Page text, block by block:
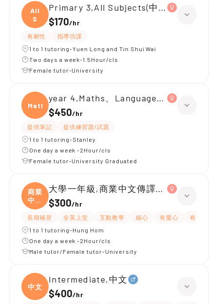
All
S
Primary 3,All Subjects(中文數學)
$170/hr
有耐性
指導功課
1 to 1 tutoring-Yuen Long and Tin Shui Wai
Two days a week-1.5Hour/cls
Female tutor-University
Maths
year 4,Maths、Language(中文)|year
$450/hr
提供筆記
提供練習題/試題
1 to 1 tutoring-Stanley
One day a week -2Hour/cls
Female tutor-University Graduated
商業
中文
傳
大學一年級,商業中文傳譯、商務談判
$300/hr
長期補習 全英上堂 互動教學 細心 有愛心
有耐性
1 to 1 tutoring-Hung Hom
One day a week -2Hour/cls
Male tutor/Female tutor-University
中文
Intermediate,中文
$400/hr